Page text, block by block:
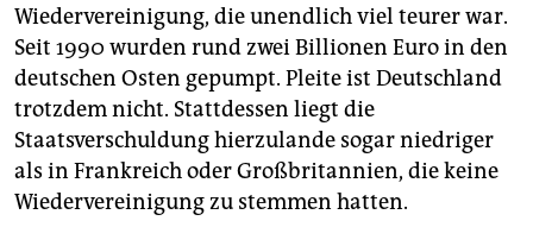
Wiedervereinigung, die unendlich viel teurer war.
Seit 1990 wurden rund zwei Billionen Euro in den
deutschen Osten gepumpt. Pleite ist Deutschland
trotzdem nicht. Stattdessen liegt die
Staatsverschuldung hierzulande sogar niedriger
als in Frankreich oder Großbritannien, die keine
Wiedervereinigung zu stemmen hatten.